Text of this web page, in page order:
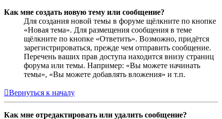
Как мне создать новую тему или сообщение?
Для создания новой темы в форуме щёлкните по кнопке
«Новая тема». Для размещения сообщения в теме
щёлкните по кнопке «Ответить». Возможно, придётся
зарегистрироваться, прежде чем отправить сообщение.
Перечень ваших прав доступа находится внизу страниц
форума или темы. Например: «Вы можете начинать
темы», «Вы можете добавлять вложения» и т.п.
Вернуться к началу
Как мне отредактировать или удалить сообщение?